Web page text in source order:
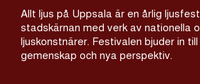
Allt ljus på Uppsala är en årlig
stadskärnan med verk av nationella
ljuskonstnärer. Festivalen bjuder in
gemenskap och nya perspektiv.